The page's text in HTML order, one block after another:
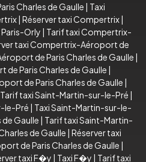
Charles de Gaulle | Taxi
| Réserver taxi Compertrix|
Orly | Tarif taxi Compertrix-
taxi Compertrix-Aéroport de
de Paris Charles de Gaulle |
Paris Charles de Gaulle |
de Paris Charles de Gaulle |
Tarif taxi Saint-Martin-sur-le-Pré |
le-Pré | Taxi Saint-Martin-sur-le-
Gaulle | Tarif taxi Saint-Martin-
de Gaulle | Réserver taxi
de Paris Charles de Gaulle |
taxi F�y | Taxi F�y | Tarif taxi